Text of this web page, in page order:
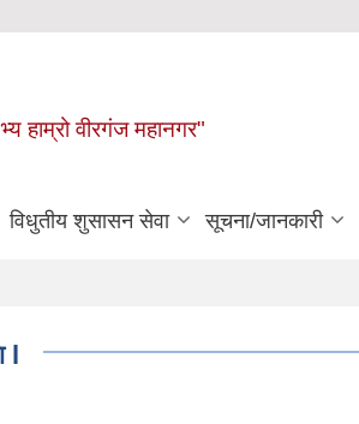
हाम्रो वीरगंज महानगर"
विधुतीय शुसासन सेवा सूचना/जानकारी
l